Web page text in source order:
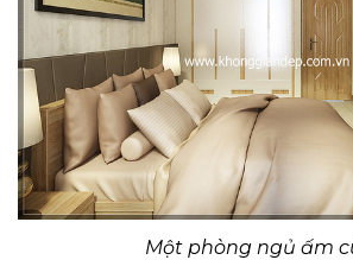
Một phòng ngủ ấm